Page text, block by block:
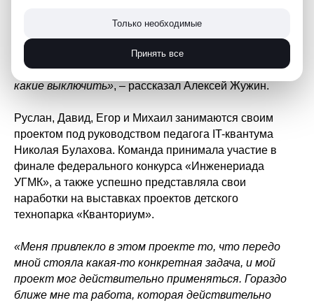
управления при помощи любых гаджетов. Если у вас
установлена программа, мастер или руководитель
подразделения может с телефона управлять –
какие участки осветить больше или меньше, а
какие выключить», – рассказал Алексей Жужин.
Руслан, Давид, Егор и Михаил занимаются своим
проектом под руководством педагога IT-квантума
Николая Булахова. Команда принимала участие в
финале федерального конкурса «Инженериада
УГМК», а также успешно представляла свои
наработки на выставках проектов детского
технопарка «Кванториум».
«Меня привлекло в этом проекте то, что передо
мной стояла какая-то конкретная задача, и мой
проект мог действительно применяться. Гораздо
ближе мне та работа, которая действительно
Только необходимые
Принять все